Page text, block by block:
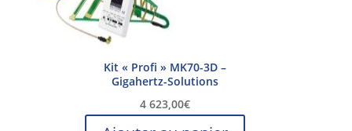
Kit « Profi » MK70-3D –
Gigahertz-Solutions
4 623,00€